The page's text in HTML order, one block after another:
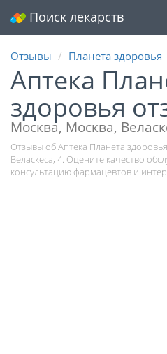
Поиск лекарств
Отзывы Планета здоровья
Аптека
здоровья
Москва, Москва,
Отзывы об Аптека Планета
Веласкеса, 4. Оцените качество
консультацию фармацевтов и